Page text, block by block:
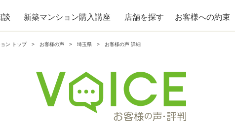
談 新築マンション購入講座 店舗を探す お客様への約束
ン トップ お客様の声 埼玉県 お客様の声 詳細